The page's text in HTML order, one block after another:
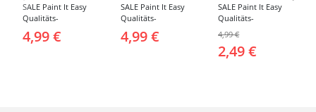
SALE Paint It Easy
Qualitäts-
Rund, 2 Stück, für
4,99 €
SALE Paint It Easy
Qualitäts-
Stoppelschwamm, 2
4,99 €
SALE Paint It Easy
Qualitäts-
klein, für Gesicht
und Körper
4,99 €
2,49 €